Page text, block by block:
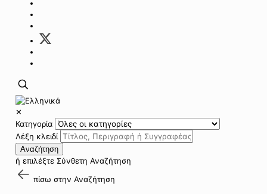
✕
Κατηγορία
Λέξη κλειδί
Αναζήτηση
ή επιλέξτε Σύνθετη Αναζήτηση
πίσω στην Αναζήτηση